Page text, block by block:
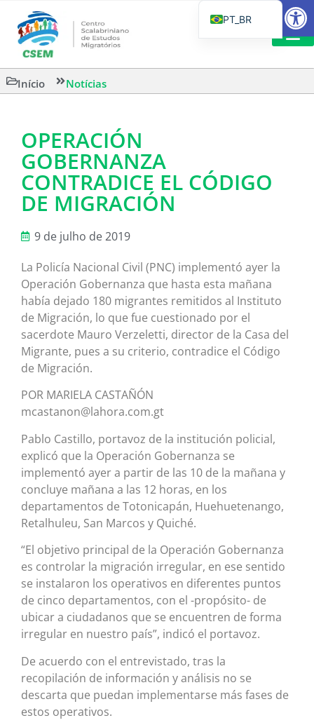
Início Notícias
OPERACIÓN
GOBERNANZA
CONTRADICE EL CÓDIGO
DE MIGRACIÓN
9 de julho de 2019
La Policía Nacional Civil (PNC) implementó ayer la
Operación Gobernanza que hasta esta mañana
había dejado 180 migrantes remitidos al Instituto
de Migración, lo que fue cuestionado por el
sacerdote Mauro Verzeletti, director de la Casa del
Migrante, pues a su criterio, contradice el Código
de Migración.
POR MARIELA CASTAÑÓN
mcastanon@lahora.com.gt
Pablo Castillo, portavoz de la institución policial,
explicó que la Operación Gobernanza se
implementó ayer a partir de las 10 de la mañana y
concluye mañana a las 12 horas, en los
departamentos de Totonicapán, Huehuetenango,
Retalhuleu, San Marcos y Quiché.
“El objetivo principal de la Operación Gobernanza
es controlar la migración irregular, en ese sentido
se instalaron los operativos en diferentes puntos
de cinco departamentos, con el -propósito- de
ubicar a ciudadanos que se encuentren de forma
irregular en nuestro país”, indicó el portavoz.
De acuerdo con el entrevistado, tras la
recopilación de información y análisis no se
descarta que puedan implementarse más fases de
estos operativos.
PT_BR
IT